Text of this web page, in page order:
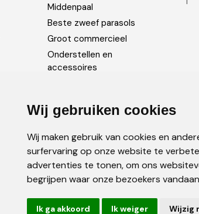
Wij gebruiken cookies
Wij maken gebruik van cookies en
surfervaring op onze website te
advertenties te tonen, om ons
begrijpen waar onze bezoekers
Ik ga akkoord Ik weiger Wijzig
Middenpaal
Beste zweef parasols
Groot commercieel
Onderstellen en
accessoires